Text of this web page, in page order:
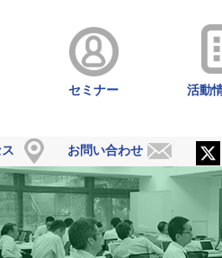
セミナー 活動
お問い合わせ